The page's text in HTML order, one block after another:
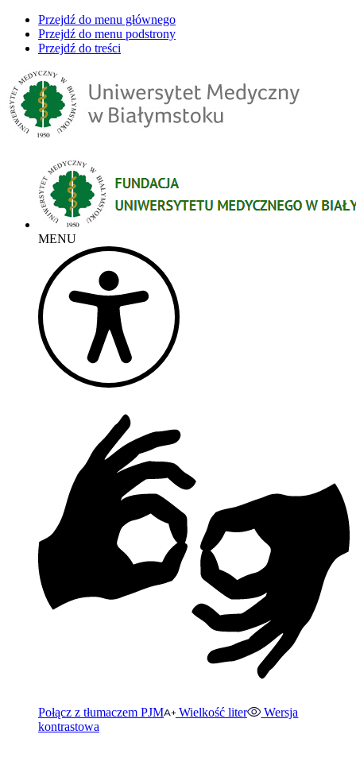
Przejdź do menu głównego
Przejdź do menu podstrony
Przejdź do treści
MENU
Połącz z tłumaczem PJM Wielkość liter
Wersja
kontrastowa